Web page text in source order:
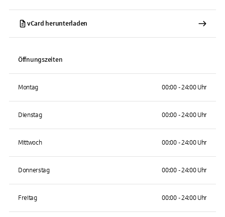
vCard herunterladen
Öffnungszeiten
Montag 00:00 - 24:00 Uhr
Dienstag 00:00 - 24:00 Uhr
Mittwoch 00:00 - 24:00 Uhr
Donnerstag 00:00 - 24:00 Uhr
Freitag 00:00 - 24:00 Uhr